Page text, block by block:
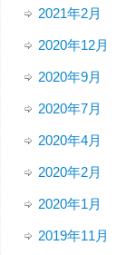
2021年2月
2020年12月
2020年9月
2020年7月
2020年4月
2020年2月
2020年1月
2019年11月